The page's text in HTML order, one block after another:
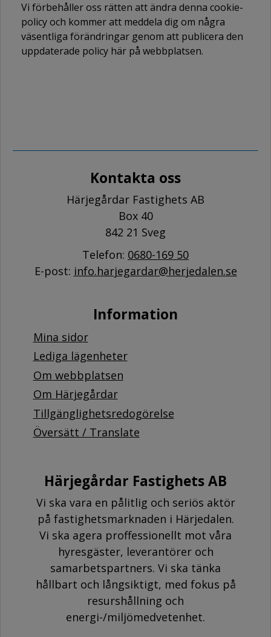
Vi förbehåller oss rätten att ändra denna cookie-
policy och kommer att meddela dig om några
väsentliga förändringar genom att publicera den
uppdaterade policy här på webbplatsen.
Kontakta oss
Härjegårdar Fastighets AB
Box 40
842 21 Sveg
Telefon: 0680-169 50
E-post: info.harjegardar@herjedalen.se
Information
Mina sidor
Lediga lägenheter
Om webbplatsen
Om Härjegårdar
Tillgänglighetsredogörelse
Översätt / Translate
Härjegårdar Fastighets AB
Vi ska vara en pålitlig och seriös aktör
på fastighetsmarknaden i Härjedalen.
Vi ska agera proffessionellt mot våra
hyresgäster, leverantörer och
samarbetspartners. Vi ska tänka
hållbart och långsiktigt, med fokus på
resurshållning och
energi-/miljömedvetenhet.